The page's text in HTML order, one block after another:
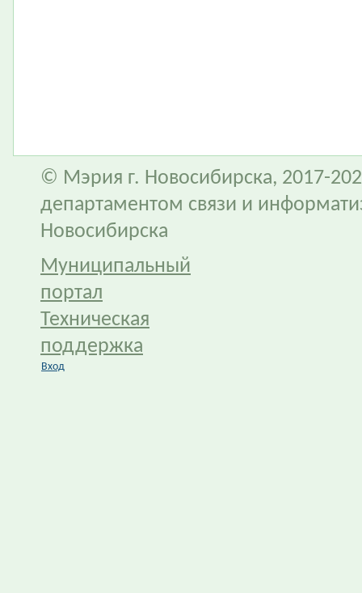
© Мэрия г. Новосибирска, 2017-
департаментом связи и
Новосибирска
Муниципальный
портал
Техническая
поддержка
Вход